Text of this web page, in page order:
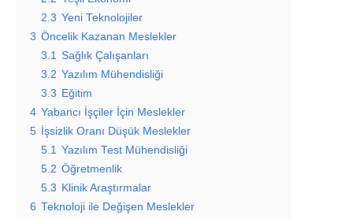
2.3 Yeni Teknolojiler
3 Öncelik Kazanan Meslekler
3.1 Sağlık Çalışanları
3.2 Yazılım Mühendisliği
3.3 Eğitim
4 Yabancı İşçiler İçin Meslekler
5
İşsizlik Oranı Düşük Meslekler
5.1 Yazılım Test Mühendisliği
5.2 Öğretmenlik
5.3 Klinik Araştırmalar
6 Teknoloji ile Değişen Meslekler